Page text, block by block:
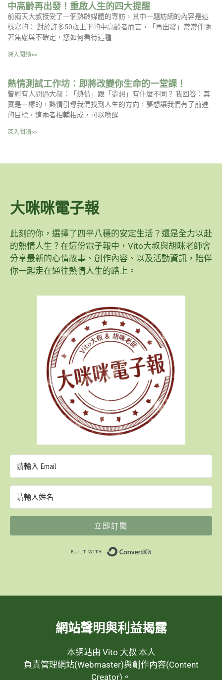
中高齡再出發！重啟人生的四大提醒
前兩天大叔接受了一個熟齡媒體的專訪，其中一題訪綱的內容是這
樣寫的： 對於許多50歲上下的中高齡者而言，「再出發」常常伴隨
著焦慮與不確定，您如何看待這種
深入閱讀>>
熱情測試工作坊：即將改變你生命的一堂課！
曾經有人問過大叔：「熱情」跟「夢想」有什麼不同？ 我回答：其
實是一樣的，熱情引導我們找到人生的方向，夢想讓我們有了前進
的目標，這兩者相輔相成，可以喚醒
深入閱讀>>
大咪咪電子報
此刻的你，選擇了四平八穩的安定生活？還是全力以赴
的熱情人生？在這份電子報中，Vito大叔與胡咪老師會
分享最新的心情故事、創作內容、以及活動資訊，陪伴
你一起走在通往熱情人生的路上。
立即訂閱
網站聲明與利益揭露
本網站由 Vito 大叔 本人
負責管理網站(Webmaster)與創作內容(Content
Creator)。